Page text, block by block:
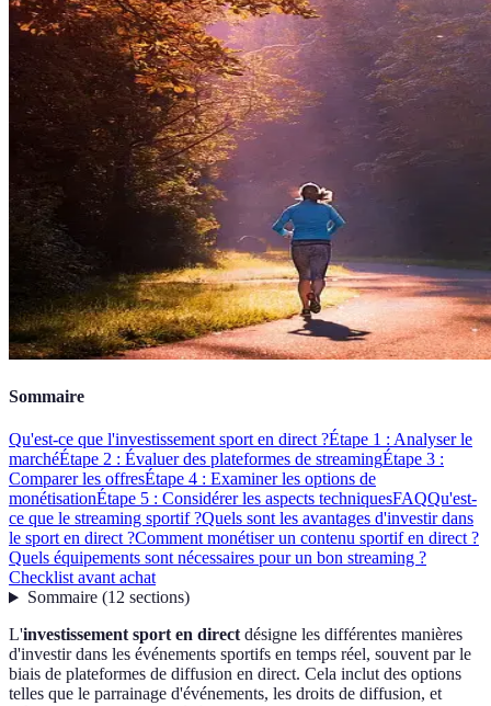
Sommaire
Qu'est-ce que l'investissement sport en direct ?Étape 1 : Analyser le
marchéÉtape 2 : Évaluer des plateformes de streamingÉtape 3 :
Comparer les offresÉtape 4 : Examiner les options de
monétisationÉtape 5 : Considérer les aspects techniquesFAQQu'est-
ce que le streaming sportif ?Quels sont les avantages d'investir dans
le sport en direct ?Comment monétiser un contenu sportif en direct ?
Quels équipements sont nécessaires pour un bon streaming ?
Checklist avant achat
Sommaire(12 sections)
L'investissement sport en directdésigne les différentes manières
d'investir dans les événements sportifs en temps réel, souvent par le
biais de plateformes de diffusion en direct. Cela inclut des options
telles que le parrainage d'événements, les droits de diffusion, et